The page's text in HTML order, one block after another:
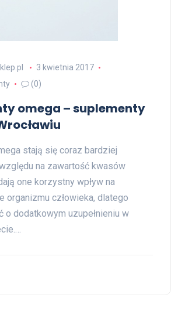
3 kwietnia 2017
(0)
omega – suplementy
stają się coraz bardziej
na zawartość kwasów
one korzystny wpływ na
organizmu człowieka, dlatego
o dodatkowym uzupełnieniu w